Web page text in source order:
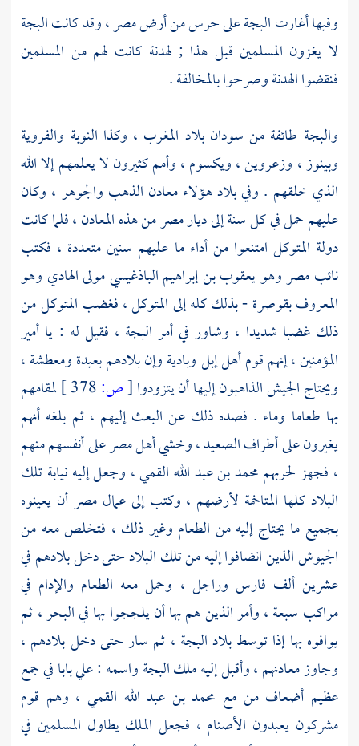
وفيها أغارتالبجةعلى حرس من أرضمصر ،وقد كانتالبجة
لا يغزون المسلمين قبل هذا ; لهدنة كانت لهم من المسلمين
فنقضوا الهدنة وصرحوا بالمخالفة .
والبجة طائفة من سودان بلاد المغرب ، وكذا النوبة والفروية
وبينوز ، وزعروين ،ويكسوم ،وأمم كثيرون لا يعلمهم إلا الله
الذي خلقهم . وفي بلاد هؤلاء معادن الذهب والجوهر ، وكان
عليهم حمل في كل سنة إلى ديارمصرمن هذه المعادن ، فلما كانت
دولة المتوكل امتنعوا من أداء ما عليهم سنين متعددة ، فكتب
نائبمصروهويعقوب بن إبراهيم الباذغيسي مولى الهادي وهو
المعروف بقوصرة- بذلك كله إلىالمتوكل ،فغضبالمتوكلمن
ذلك غضبا شديدا ، وشاور في أمر البجة ، فقيل له : يا أمير
المؤمنين ، إنهم قوم أهل إبل وبادية وإن بلادهم بعيدة ومعطشة ،
ويحتاج الجيش الذاهبون إليها أن يتزودوا[ص:
لمقامهم
بها طعاما وماء . فصده ذلك عن البعث إليهم ، ثم بلغه أنهم
يغيرون على أطراف الصعيد ، وخشيأهل مصرعلى أنفسهم منهم
، فجهز لحربهممحمد بن عبد الله القمي ، وجعل إليه نيابة تلك
البلاد كلها المتاخمة لأرضهم ، وكتب إلىعمال مصرأن يعينوه
بجميع ما يحتاج إليه من الطعام وغير ذلك ، فتخلص معه من
الجيوش الذين انضافوا إليه من تلك البلاد حتى دخل بلادهم في
عشرين ألف فارس وراجل ، وحمل معه الطعام والإدام في
مراكب سبعة ، وأمر الذين هم بها أن يلججوا بها في البحر ، ثم
يوافوه بها إذا توسط بلادالبجة ، ثم سار حتى دخل بلادهم ،
وجاوز معادنهم ، وأقبل إليه ملكالبجةواسمه :علي بابافي جمع
عظيم أضعاف من مع محمد بن عبد الله القمي ، وهم قوم
مشركون يعبدون الأصنام ، فجعل الملك يطاول المسلمين في